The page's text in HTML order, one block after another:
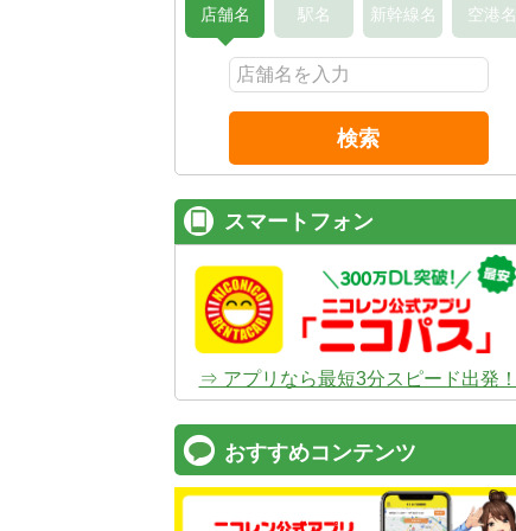
店舗名 駅名 新幹線名 空港名
検索
スマートフォン
⇒ アプリなら最短3分スピード出発！
おすすめコンテンツ